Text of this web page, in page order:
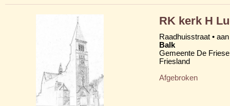
RK kerk H
Raadhuisstraat •
Balk
Gemeente De
Friesland
Afgebroken